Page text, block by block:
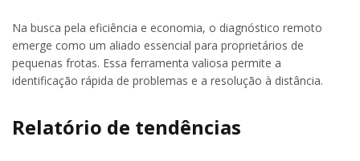
Na busca pela eficiência e economia, o diagnóstico remoto
emerge como um aliado essencial para proprietários de
pequenas frotas. Essa ferramenta valiosa permite a
identificação rápida de problemas e a resolução à distância.
Relatório de tendências